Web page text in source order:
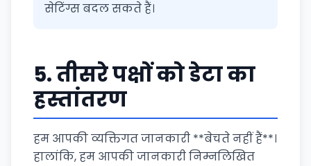
सेटिंग्स बदल सकते हैं।
5.तीसरे पक्षों को डेटा का
हस्तांतरण
हम आपकी व्यक्तिगत जानकारी **बेचते नहीं हैं**।
हालांकि, हम आपकी जानकारी निम्नलिखित